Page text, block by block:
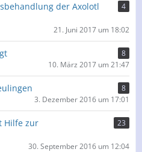
der Axolotl
4
21. Juni 2017 um 18:02
8
10. März 2017 um 21:47
8
3. Dezember 2016 um 17:01
Hilfe zur
23
30. September 2016 um 12:04